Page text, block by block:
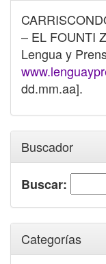
– EL FOUNTI
Lengua y
dd.mm.aa].
Buscador
Buscar:
Categorías